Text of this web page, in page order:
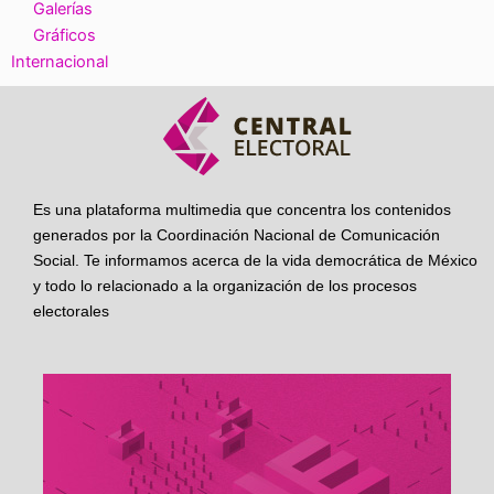
Galerías
Gráficos
Internacional
Es una plataforma multimedia que concentra los contenidos
generados por la Coordinación Nacional de Comunicación
Social. Te informamos acerca de la vida democrática de México
y todo lo relacionado a la organización de los procesos
electorales